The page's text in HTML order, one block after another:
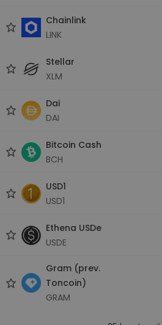
Chainlink
LINK
Stellar
XLM
Dai
DAI
Bitcoin Cash
BCH
USD1
USD1
Ethena USDe
USDE
Gram (prev.
Toncoin)
GRAM